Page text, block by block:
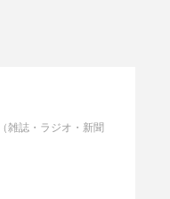
雑誌・ラジオ・新聞